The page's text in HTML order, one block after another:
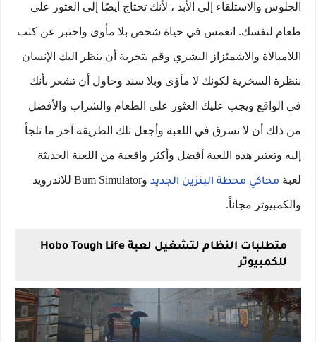
الجلوس والاستلقاء إلى الأبد ، لأنك تحتاج أيضًا إلى العثور على
طعام لنفسك. انغمس في حياة شخص بلا مأوى واختبر عن كثب
اللامبالاة والاشمئزاز البشري وقم بتجربة أن ينظر اليك الإنسان
بنظرة السخرية لكونك لا مأؤى وبلا سند وحاول أن تشعر بأنك
في الواقع ويجب عليك العثور على الطعام والشراب والأفضل
من ذلك أن لا تسرق في اللعبة وأجعل تلك الطريقة آخر ما تلجأ
إليه وتعتبر هذه اللعبة أفضل وأكثر واقعية من اللعبة الحديثة
لعبة محاكي محطة البنزين الجديد وBum Simulator للاندرويد
والكمبيوتر مجاناً.
متطلبات النظام لتشغيل لعبة Hobo Tough Life
للكمبيوتر